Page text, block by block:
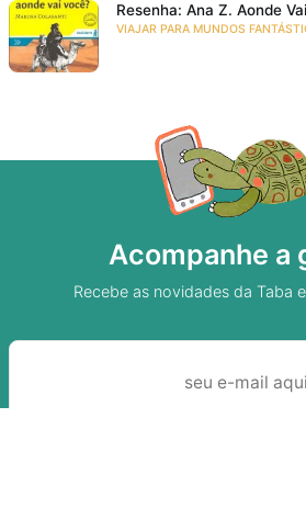
Resenha: Ana Z. Aonde
VIAJAR PARA MUNDOS
Acompanhe a
Recebe as novidades da Taba